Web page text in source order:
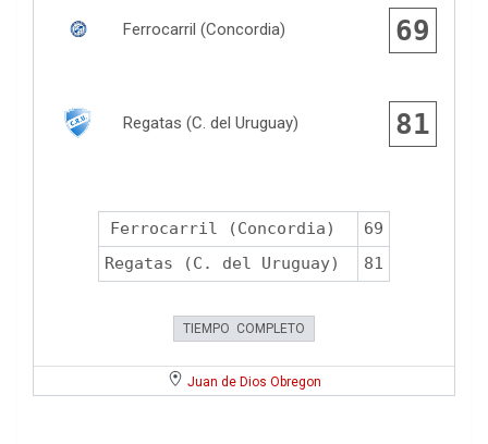
Ferrocarril (Concordia) 69
Regatas (C. del Uruguay) 81
Ferrocarril (Concordia)
69
Regatas (C. del Uruguay)
81
TIEMPO COMPLETO
Juan de Dios Obregon